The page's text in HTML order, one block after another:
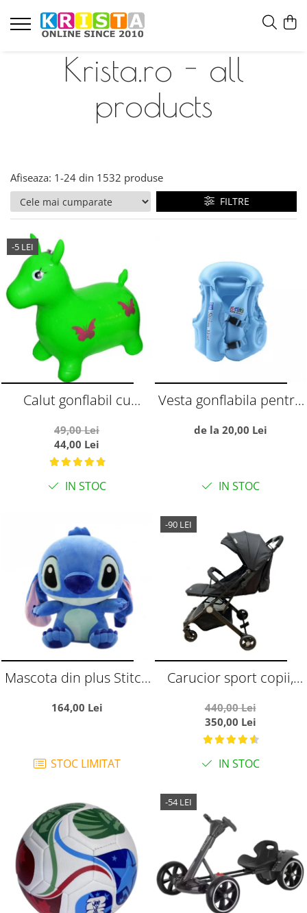
Krista.ro - all
products
Afiseaza: 1-24 din 1532 produse
FILTRE
-5 LEI
Calut gonflabil cu
49,00 Lei
44,00 Lei
IN STOC
Vesta gonflabila pentru
aer, S albastru
de la 20,00 Lei
IN STOC
Mascota din plus Stitch
164,00 Lei
STOC LIMITAT
-90 LEI
Carucior sport copii,
avion, cu sistem troller,
C8 negru
440,00 Lei
350,00 Lei
IN STOC
-54 LEI